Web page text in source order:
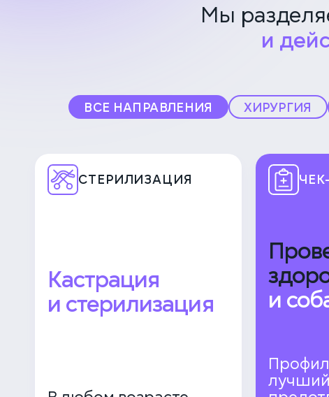
Мы
и
ВСЕ НАПРАВЛЕНИЯ ХИРУРГИЯ
СТЕРИЛИЗАЦИЯ
Кастрация
и стерилизация и